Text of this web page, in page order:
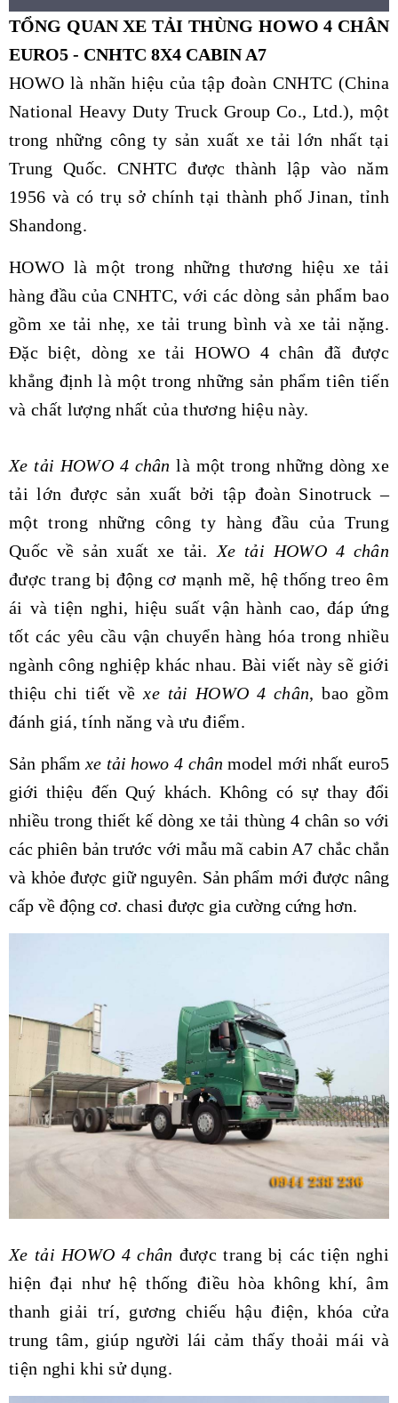
TỔNG QUAN XE TẢI THÙNG HOWO 4 CHÂN
EURO5 - CNHTC 8X4 CABIN A7
HOWO là nhãn hiệu của tập đoàn CNHTC (China
National Heavy Duty Truck Group Co., Ltd.), một
trong những công ty sản xuất xe tải lớn nhất tại
Trung Quốc. CNHTC được thành lập vào năm
1956 và có trụ sở chính tại thành phố Jinan, tỉnh
Shandong.
HOWO là một trong những thương hiệu xe tải
hàng đầu của CNHTC, với các dòng sản phẩm bao
gồm xe tải nhẹ, xe tải trung bình và xe tải nặng.
Đặc biệt, dòng xe tải HOWO 4 chân đã được
khẳng định là một trong những sản phẩm tiên tiến
và chất lượng nhất của thương hiệu này.
Xe tải HOWO 4 chân là một trong những dòng xe
tải lớn được sản xuất bởi tập đoàn Sinotruck –
một trong những công ty hàng đầu của Trung
Quốc về sản xuất xe tải.Xe tải HOWO 4 chân
được trang bị động cơ mạnh mẽ, hệ thống treo êm
ái và tiện nghi, hiệu suất vận hành cao, đáp ứng
tốt các yêu cầu vận chuyển hàng hóa trong nhiều
ngành công nghiệp khác nhau. Bài viết này sẽ giới
thiệu chi tiết vềxe tải HOWO 4 chân, bao gồm
đánh giá, tính năng và ưu điểm.
Sản phẩmxe tải howo 4 chân model mới nhất euro5
giới thiệu đến Quý khách. Không có sự thay đổi
nhiều trong thiết kế dòng xe tải thùng 4 chân so với
các phiên bản trước với mẫu mã cabin A7 chắc chắn
và khỏe được giữ nguyên. Sản phẩm mới được nâng
cấp về động cơ. chasi được gia cường cứng hơn.
Xe tải HOWO 4 chân được trang bị các tiện nghi
hiện đại như hệ thống điều hòa không khí, âm
thanh giải trí, gương chiếu hậu điện, khóa cửa
trung tâm, giúp người lái cảm thấy thoải mái và
tiện nghi khi sử dụng.